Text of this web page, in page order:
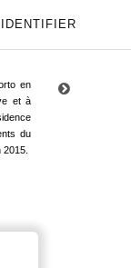
en
et à
du